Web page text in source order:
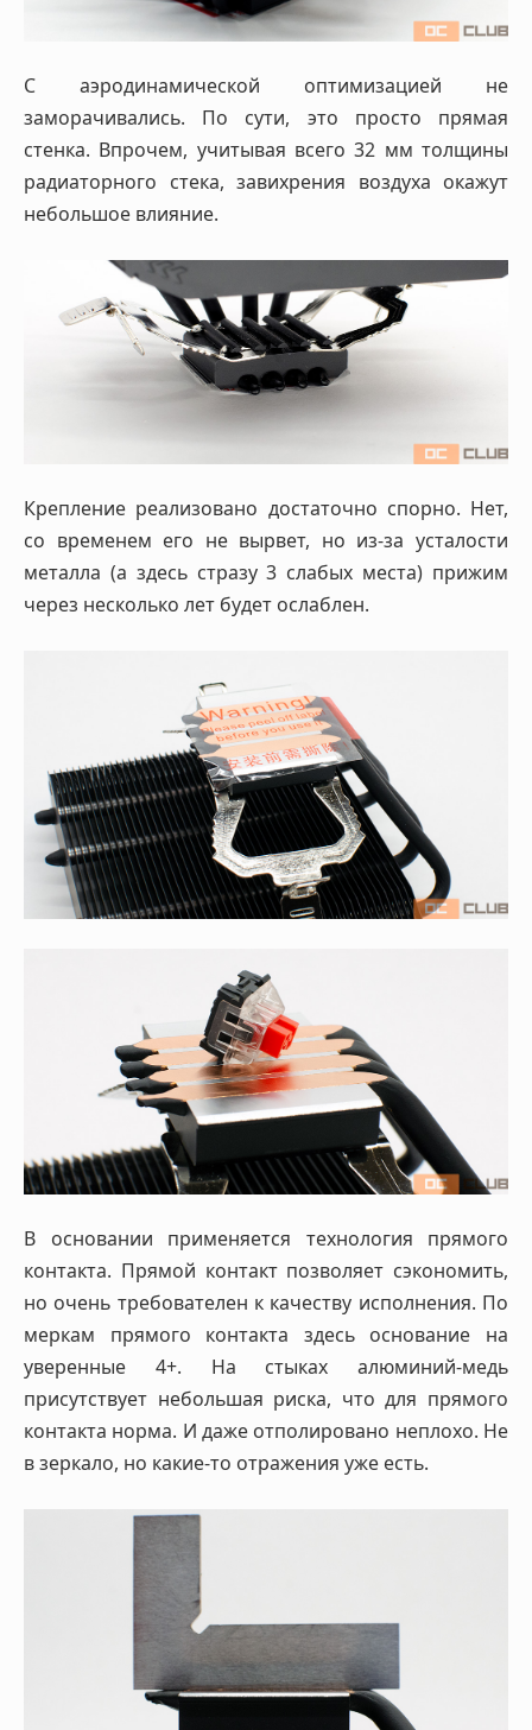
С аэродинамической оптимизацией не
заморачивались. По сути, это просто прямая
стенка. Впрочем, учитывая всего 32 мм толщины
радиаторного стека, завихрения воздуха окажут
небольшое влияние.
Крепление реализовано достаточно спорно. Нет,
со временем его не вырвет, но из-за усталости
металла (а здесь стразу 3 слабых места) прижим
через несколько лет будет ослаблен.
В основании применяется технология прямого
контакта. Прямой контакт позволяет сэкономить,
но очень требователен к качеству исполнения. По
меркам прямого контакта здесь основание на
уверенные 4+. На стыках алюминий-медь
присутствует небольшая риска, что для прямого
контакта норма. И даже отполировано неплохо. Не
в зеркало, но какие-то отражения уже есть.